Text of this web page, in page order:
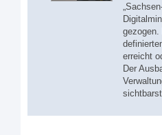
gezogen.
erreicht
Der